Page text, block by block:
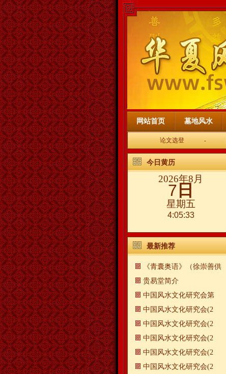
网站首页 墓地风水
论文选登 -
今日黄历
2026年8月
7 日
星期五
4:05:34
最新推荐
《青囊奥语》（徐崇善供
贵易堂简介
中国风水文化研究会第
中国风水文化研究会(2
中国风水文化研究会(2
中国风水文化研究会(2
中国风水文化研究会(2
中国风水文化研究会(2